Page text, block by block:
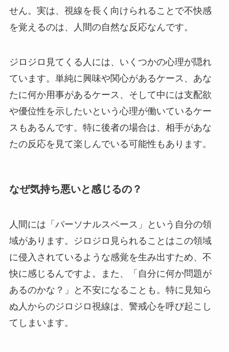
せん。実は、視線を長く向けられることで不快感
を覚えるのは、人間の自然な反応なんです。
ジロジロ見てくる人には、いくつかの心理が隠れ
ています。単純に興味や関心があるケース、あな
たに何か用事があるケース、そして中には支配欲
や優位性を示したいという心理が働いているケー
スもあるんです。特に後者の場合は、相手があな
たの反応を見て楽しんでいる可能性もあります。
なぜ気持ち悪いと感じるの？
人間には「パーソナルスペース」という自分の領
域があります。ジロジロ見られることはこの領域
に侵入されているような感覚を生み出すため、不
快に感じるんですよ。また、「自分に何か問題が
あるのかな？」と不安になることも。特に見知ら
ぬ人からのジロジロ視線は、警戒心を呼び起こし
てしまいます。